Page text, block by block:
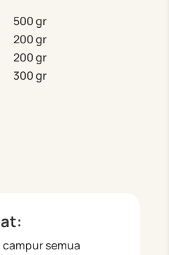
500 gr
200 gr
200 gr
300 gr
semua